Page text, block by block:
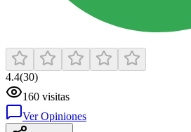
4.4(30)
160 visitas
Ver Opiniones